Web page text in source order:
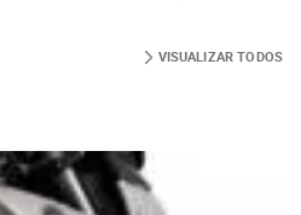
VISUALIZAR TODOS